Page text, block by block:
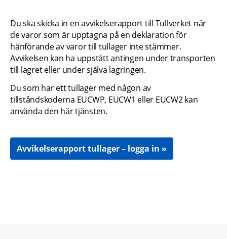
Du ska skicka in en avvikelserapport till Tullverket när
de varor som är upptagna på en deklaration för
hänförande av varor till tullager inte stämmer.
Avvikelsen kan ha uppstått antingen under transporten
till lagret eller under själva lagringen.
Du som har ett tullager med någon av
tillståndskoderna EUCWP, EUCW1 eller EUCW2 kan
använda den här tjänsten.
Avvikelserapport tullager – logga in